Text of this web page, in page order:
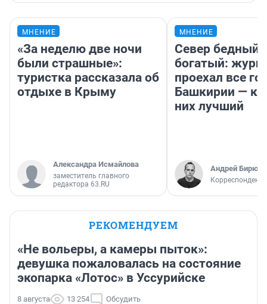
МНЕНИЕ
«За неделю две ночи
были страшные»:
туристка рассказала об
отдыхе в Крыму
Александра Исмайлова
заместитель главного
редактора 63.RU
МНЕНИЕ
Север бедный,
богатый:
проехал все
Башкирии —
них лучший
Андрей
Корреспондент
РЕКОМЕНДУЕМ
«Не вольеры, а камеры пыток»:
девушка пожаловалась на состояние
экопарка «Лотос» в Уссурийске
8 августа 13 254 Обсудить